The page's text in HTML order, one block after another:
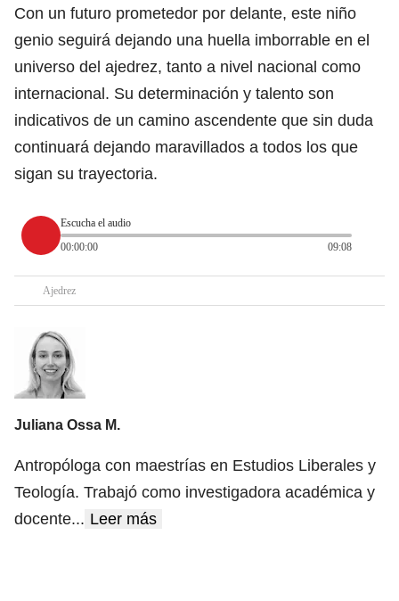
Con un futuro prometedor por delante, este niño
genio seguirá dejando una huella imborrable en el
universo del ajedrez, tanto a nivel nacional como
internacional. Su determinación y talento son
indicativos de un camino ascendente que sin duda
continuará dejando maravillados a todos los que
sigan su trayectoria.
Escucha el audio
00:00:00
09:08
Ajedrez
Juliana Ossa M.
Antropóloga con maestrías en Estudios Liberales y
Teología. Trabajó como investigadora académica y
docente... Leer más